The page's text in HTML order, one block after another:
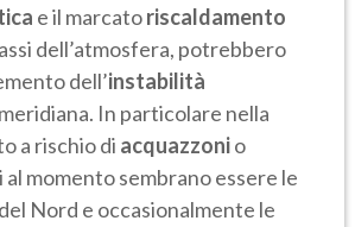
e il marcatoriscaldamento
dell’atmosfera, potrebbero
dell’instabilità
In particolare nella
a rischio di acquazzonio
al momento sembrano essere le
Nord e occasionalmente le